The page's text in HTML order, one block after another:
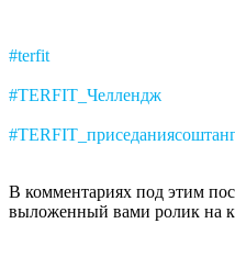
#terfit
#TERFIT_Челлендж
В комментариях под этим
выложенный вами ролик на